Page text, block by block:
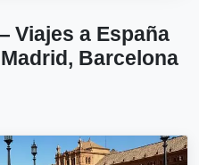
Viajes a España
Barcelona